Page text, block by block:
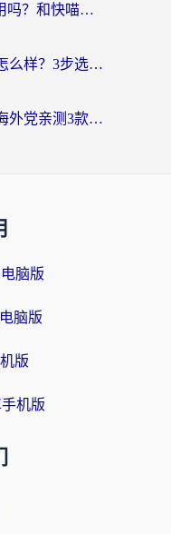
海外党实测：斧牛VPN好用吗？和快喵VPN对比哪个回国效果更好？附3款热门加速器深度分析
海外党必看：ExpressVPN怎么样？3步选对回国加速器，无缝刷国内剧玩手游
迅游和云界RIFT哪个好？海外党亲测3款回国加速器，教你无缝刷国内剧玩游戏
脑版
脑版
版
机版